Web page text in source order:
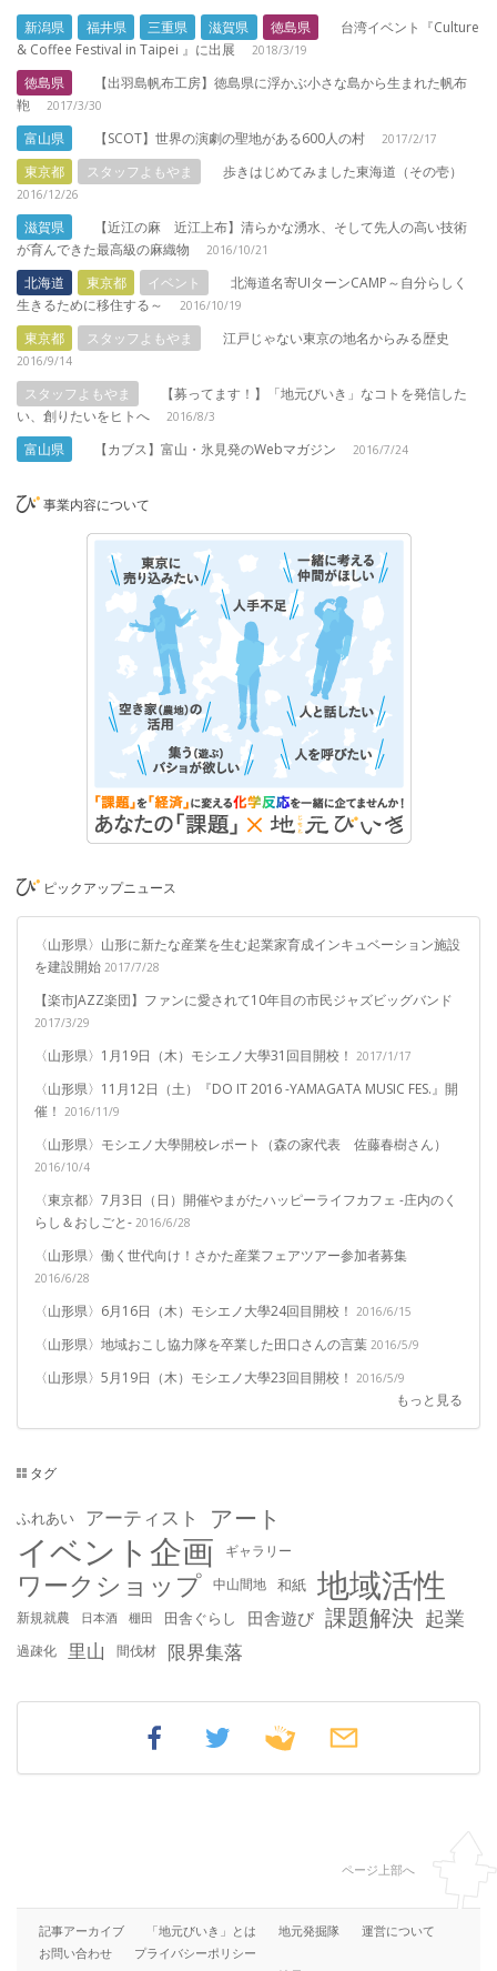
新潟県 福井県 三重県 滋賀県 徳島県
台湾イベント『Culture
& Coffee Festival in Taipei 』に出展
2018/3/19
徳島県
【出羽島帆布工房】徳島県に浮かぶ小さな島から生まれた帆布
鞄
2017/3/30
富山県 【SCOT】世界の演劇の聖地がある600人の村 2017/2/17
東京都 スタッフよもやま 歩きはじめてみました東海道（その壱）
2016/12/26
滋賀県
【近江の麻 近江上布】清らかな湧水、そして先人の高い技術
が育んできた最高級の麻織物
2016/10/21
北海道 東京都 イベント
北海道名寄UIターンCAMP～自分らしく
生きるために移住する～
2016/10/19
東京都 スタッフよもやま 江戸じゃない東京の地名からみる歴史
2016/9/14
スタッフよもやま
【募ってます！】「地元びいき」なコトを発信した
い、創りたいをヒトへ
2016/8/3
富山県 【カブス】富山・氷見発のWebマガジン 2016/7/24
事業内容について
ピックアップニュース
〈山形県〉山形に新たな産業を生む起業家育成インキュベーション施設
を建設開始 2017/7/28
【楽市JAZZ楽団】ファンに愛されて10年目の市民ジャズビッグバンド
2017/3/29
〈山形県〉1月19日（木）モシエノ大學31回目開校！ 2017/1/17
〈山形県〉11月12日（土）『DO IT 2016 -YAMAGATA MUSIC FES.』開
催！ 2016/11/9
〈山形県〉モシエノ大學開校レポート（森の家代表 佐藤春樹さん）
2016/10/4
〈東京都〉7月3日（日）開催やまがたハッピーライフカフェ -庄内のく
らし＆おしごと- 2016/6/28
〈山形県〉働く世代向け！さかた産業フェアツアー参加者募集
2016/6/28
〈山形県〉6月16日（木）モシエノ大學24回目開校！ 2016/6/15
〈山形県〉地域おこし協力隊を卒業した田口さんの言葉 2016/5/9
〈山形県〉5月19日（木）モシエノ大學23回目開校！ 2016/5/9
もっと見る
タグ
ふれあい アーティスト アート
イベント企画 ギャラリー
ワークショップ 中山間地 和紙 地域活性
新規就農 日本酒 棚田 田舎ぐらし 田舎遊び 課題解決 起業
過疎化 里山 間伐材 限界集落
ページ上部へ
記事アーカイブ 「地元びいき」とは 地元発掘隊
運営について
お問い合わせ
プライバシーポリシー